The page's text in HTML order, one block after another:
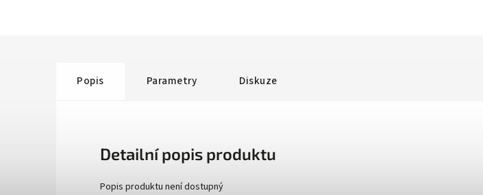
Popis Parametry Diskuze
Detailní popis produktu
Popis produktu není dostupný